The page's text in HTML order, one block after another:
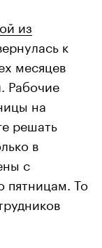
из
к
месяцев
Рабочие
на
решать
в
с
пятницам. То